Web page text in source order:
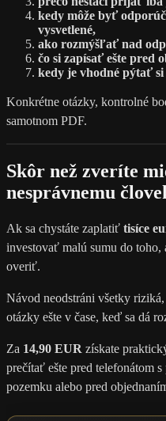
kedy môže byť
vysvetlené,
ako rozmýšľať nad
čo si zapísať ešte pred
kedy je vhodné pýtať si
Konkrétne otázky, kontrolné
samotnom PDF.
Skôr než zveríte
nesprávnemu
Ak sa chystáte zaplatiť tisíce
investovať malú sumu do toho,
overiť.
Návod neodstráni všetky
otázky ešte v čase, keď sa dá
Za 14,90 EUR získate
prečítať ešte pred telefonátom
pozemku alebo pred